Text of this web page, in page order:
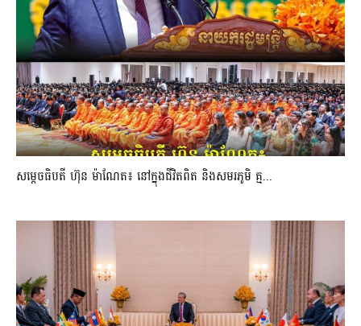
សម្តេចធិបតី ហ៊ុន ម៉ាណែត៖ នៅក្នុងជីវិតពិត និងសមរភូមិ គ្ម...